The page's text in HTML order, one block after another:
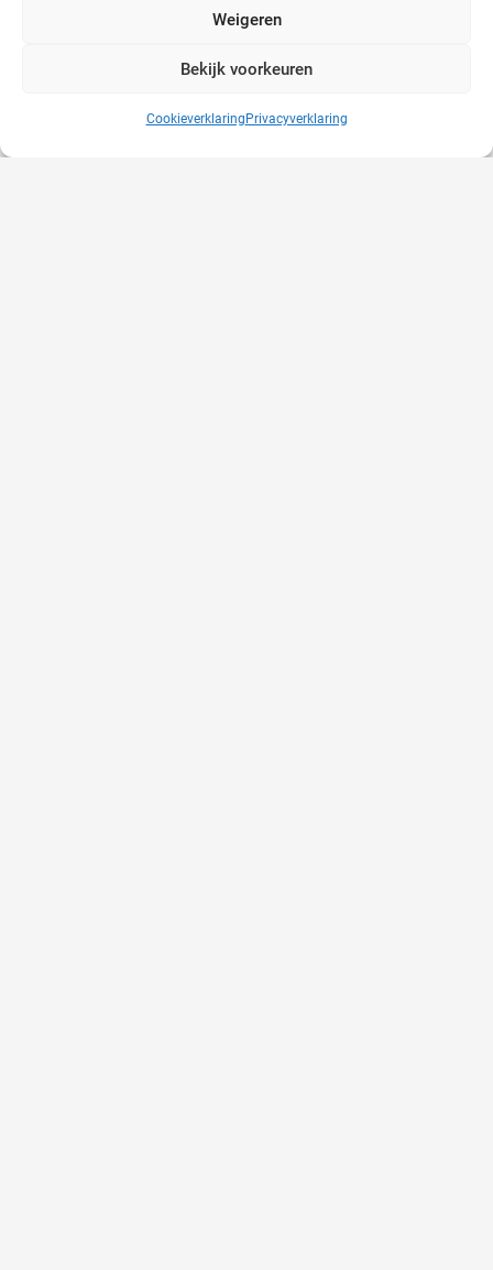
Weigeren
Bekijk voorkeuren
Cookieverklaring Privacyverklaring